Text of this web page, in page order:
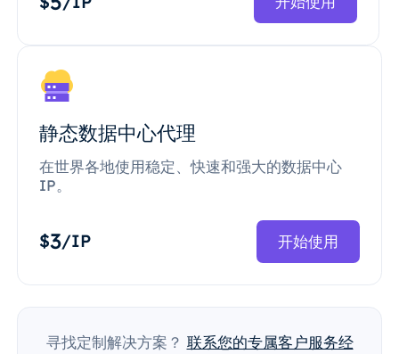
静态数据中心代理
在世界各地使用稳定、快速和强大的数据中心
IP。
$3/IP 开始使用
寻找定制解决方案？ 联系您的专属客户服务经